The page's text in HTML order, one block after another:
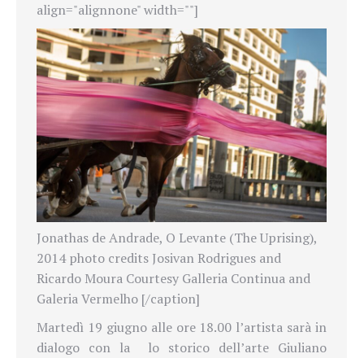
align="alignnone" width=""]
Jonathas de Andrade, O Levante (The Uprising),
2014 photo credits Josivan Rodrigues and
Ricardo Moura Courtesy Galleria Continua and
Galeria Vermelho [/caption]
Martedì 19 giugno alle ore 18.00 l’artista sarà in
dialogo con la lo storico dell’arte Giuliano